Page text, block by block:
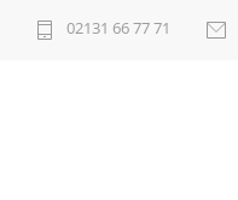
02131 66 77 71